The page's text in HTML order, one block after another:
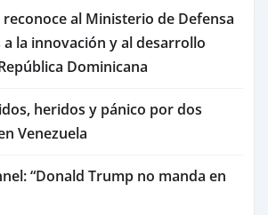
reconoce al Ministerio de Defensa
la innovación y al desarrollo
Dominicana
heridos y pánico por dos
Venezuela
“Donald Trump no manda en